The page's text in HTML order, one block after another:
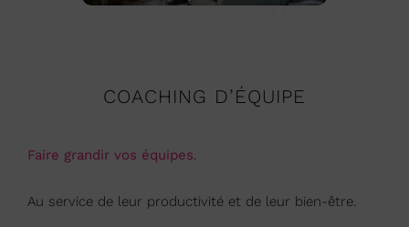
COACHING D’ÉQUIPE
Faire grandir vos équipes.
Au service de leur productivité et de leur bien-être.